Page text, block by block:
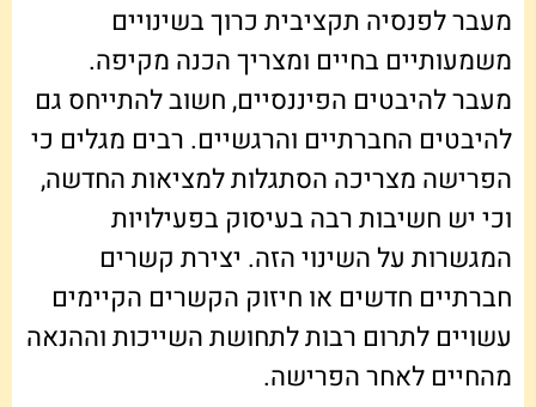
מעבר לפנסיה תקציבית כרוך בשינויים
משמעותיים בחיים ומצריך הכנה מקיפה.
מעבר להיבטים הפיננסיים, חשוב להתייחס גם
להיבטים החברתיים והרגשיים. רבים מגלים כי
הפרישה מצריכה הסתגלות למציאות החדשה,
וכי יש חשיבות רבה בעיסוק בפעילויות
המגשרות על השינוי הזה. יצירת קשרים
חברתיים חדשים או חיזוק הקשרים הקיימים
עשויים לתרום רבות לתחושת השייכות וההנאה
מהחיים לאחר הפרישה.